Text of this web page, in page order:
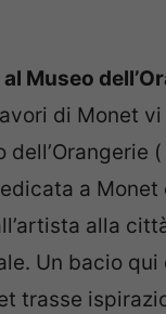
Museo
di Monet
dell’Orangerie
a
alla
Un bacio
trasse